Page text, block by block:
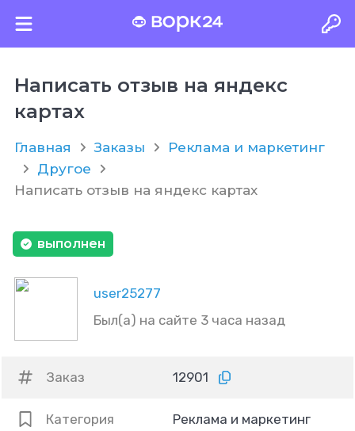
Написать отзыв на яндекс
картах
Главная Заказы
Реклама и маркетинг
Другое
Написать отзыв на яндекс картах
user25277
Был(а) на сайте 3 часа назад
выполнен
Заказ 12901
Категория Реклама и маркетинг